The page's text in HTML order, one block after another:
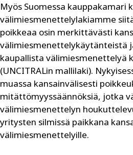
Myös Suomessa kauppakamari
välimiesmenettelylakiamme
poikkeaa osin merkittävästi
välimiesmenettelykäytänteistä
kaupallista välimiesmenettelyä
(UNCITRALin mallilaki).
muassa kansainvälisesti
mitättömyyssäännöksiä, jotka
välimiesmenettelyn
yritysten silmissä paikkana
välimiesmenettelyille.